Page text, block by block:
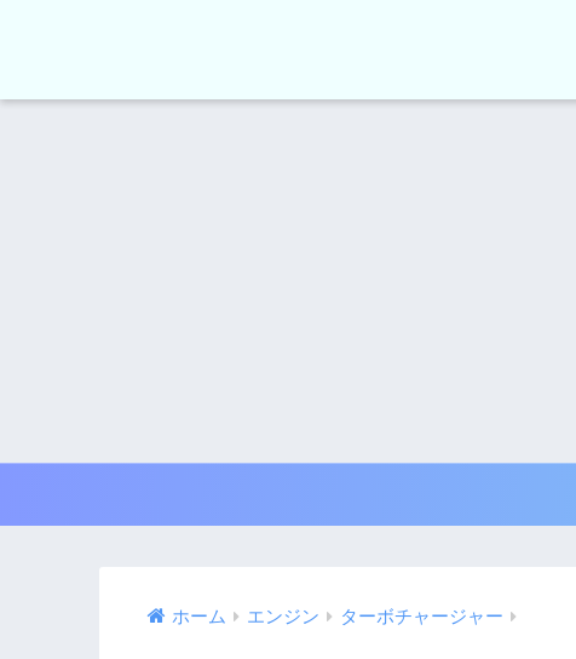
ホーム エンジン ターボチャージャー